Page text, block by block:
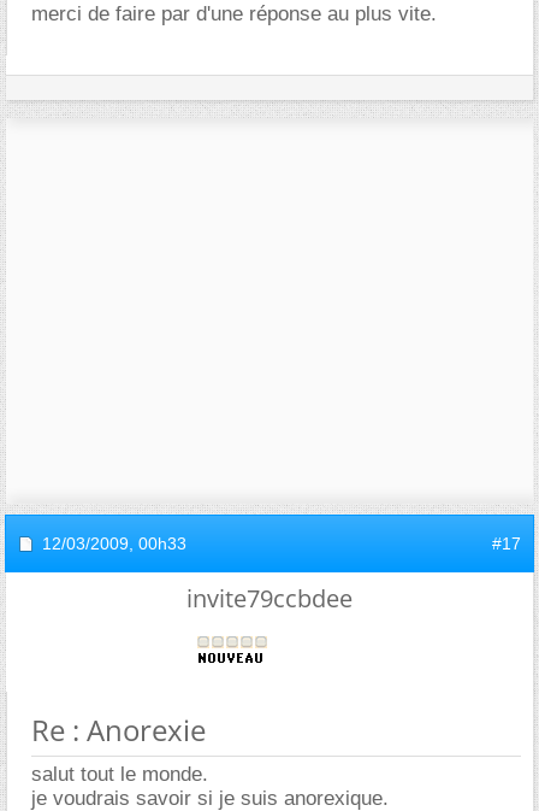
merci de faire par d'une réponse au plus vite.
12/03/2009, 00h33 #17
invite79ccbdee
Re : Anorexie
salut tout le monde.
je voudrais savoir si je suis anorexique.